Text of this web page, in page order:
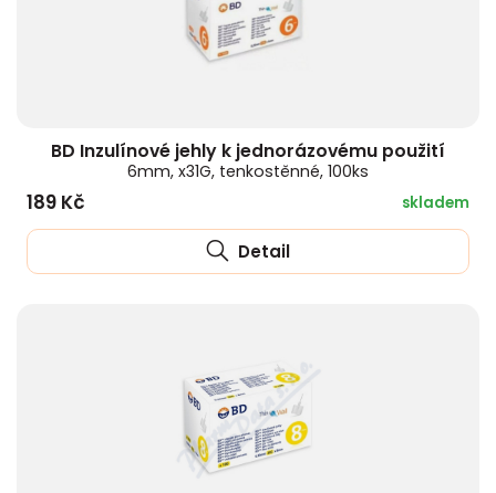
BD Inzulínové jehly k jednorázovému použití
6mm, x31G, tenkostěnné, 100ks
189 Kč skladem
Detail